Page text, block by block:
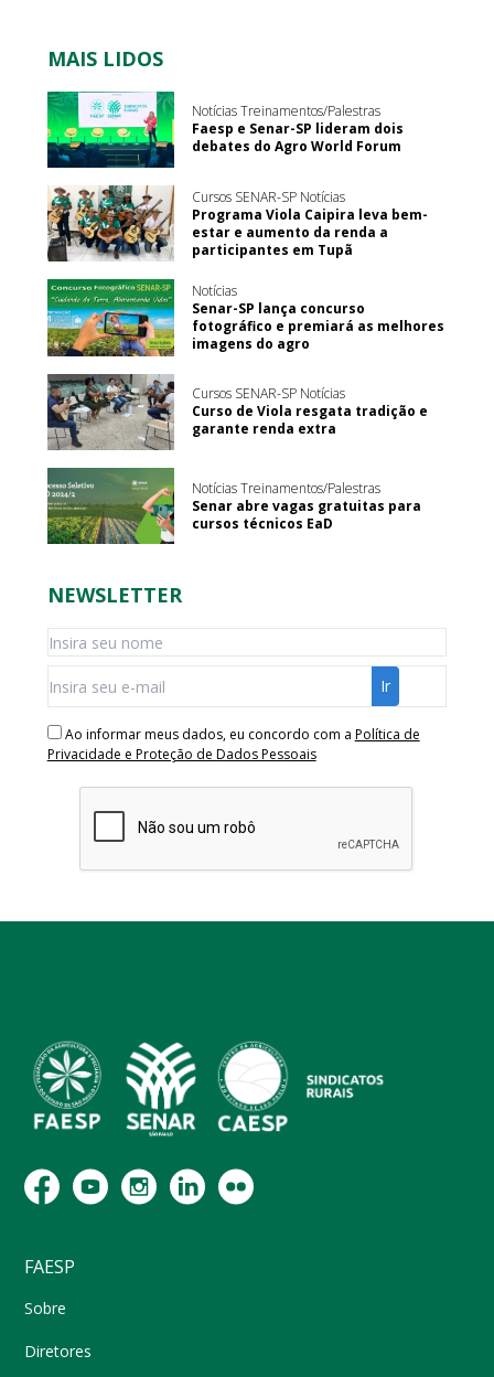
MAIS LIDOS
Notícias Treinamentos/Palestras
Faesp e Senar-SP lideram dois
debates do Agro World Forum
Cursos SENAR-SP Notícias
Programa Viola Caipira leva bem-
estar e aumento da renda a
participantes em Tupã
Notícias
Senar-SP lança concurso
fotográfico e premiará as melhores
imagens do agro
Cursos SENAR-SP Notícias
Curso de Viola resgata tradição e
garante renda extra
Notícias Treinamentos/Palestras
Senar abre vagas gratuitas para
cursos técnicos EaD
NEWSLETTER
Ao informar meus dados, eu concordo com a Política de
Privacidade e Proteção de Dados Pessoais
FAESP
Sobre
Diretores